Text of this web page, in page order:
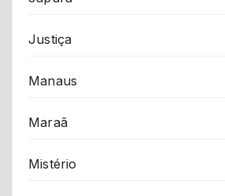
Justiça
Manaus
Maraã
Mistério